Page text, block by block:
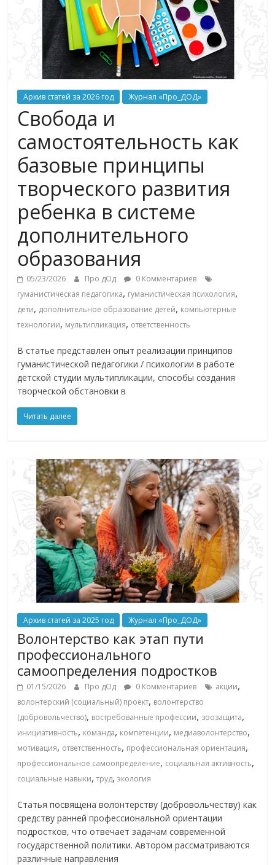
Архив статей за 2026 год Журнал «Про_ДОД»
Свобода и
самостоятельность как
базовые принципы
творческого развития
ребенка в системе
дополнительного
образования
05/23/2026 Про дОд
0 Комментариев
гуманистическая педагогика, гуманистическая психология,
дети, дополнительное образование детей, компьютерные
технологии, мультипликация, ответственность
В статье представлен опыт реализации принципов
гуманистической педагогики / психологии в работе
детской студии мультипликации, способы создания
творческой обстановки в
Читать далее
Архив статей за 2025 год Журнал «Про_ДОД»
Волонтерство как этап пути
профессионального
самоопределения подростков
01/15/2026 Про дОд 0 Комментариев акции,
волонтерский (социальный) проект, волонтерство
(добровольчество), востребованные профессии, зоозащита,
инициативность, команда, компетенции, медиаволонтерство,
мотивация, ответственность, профессиональная ориентация,
профессиональное самоопределение, социальная активность,
социальные навыки,труд,экология
Статья посвящена волонтерству (добровольчеству) как
средству ранней профессиональной ориентации
подростков, что отвечает задачам современной
государственной политики. Автором рассматриваются
различные направления